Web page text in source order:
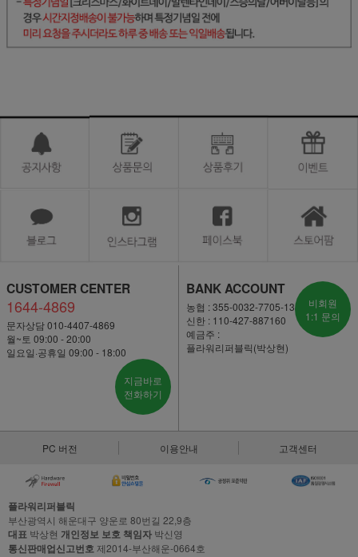
CUSTOMER CENTER
1644-4869
문자상담 010-4407-4869
월~토 09:00 - 20:00
일요일·공휴일 09:00 - 18:00
지금바로
전화하기
BANK ACCOUNT
농협 : 355-0032-7705-13
신한 : 110-427-887160
예금주 :
플라워리퍼블릭(박상현)
비회원
1:1 문의
PC 버전 이용안내 고객센터
플라워리퍼블릭
부산광역시 해운대구 양운로 80번길 22,9층
대표 박상현 개인정보 보호 책임자 박신영
통신판매업신고번호제2014-부산해운-0664호